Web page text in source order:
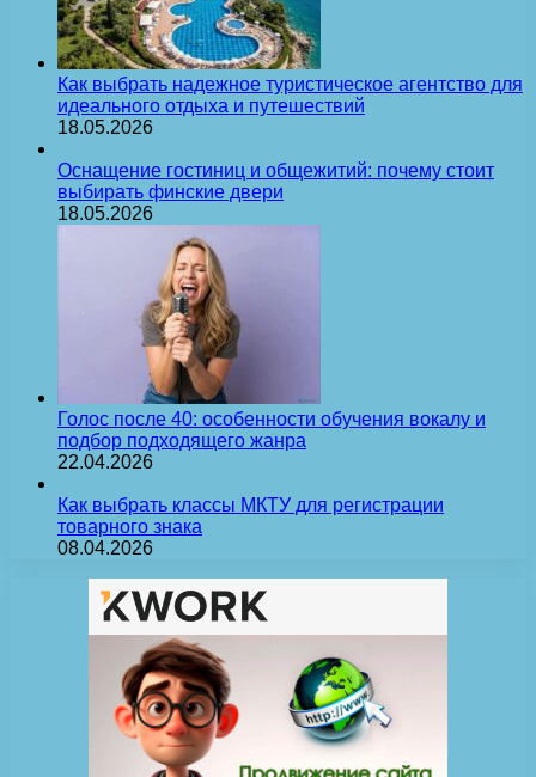
Как выбрать надежное туристическое агентство для
идеального отдыха и путешествий
18.05.2026
Оснащение гостиниц и общежитий: почему стоит
выбирать финские двери
18.05.2026
Голос после 40: особенности обучения вокалу и
подбор подходящего жанра
22.04.2026
Как выбрать классы МКТУ для регистрации
товарного знака
08.04.2026